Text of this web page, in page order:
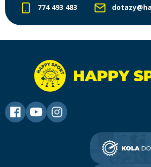
774 493 483